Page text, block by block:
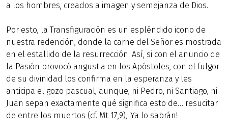
a los hombres, creados a imagen y semejanza de Dios.
Por esto, la Transfiguración es un espléndido icono de
nuestra redención, donde la carne del Señor es mostrada
en el estallido de la resurrección. Así, si con el anuncio de
la Pasión provocó angustia en los Apóstoles, con el fulgor
de su divinidad los confirma en la esperanza y les
anticipa el gozo pascual, aunque, ni Pedro, ni Santiago, ni
Juan sepan exactamente qué significa esto de… resucitar
de entre los muertos (cf. Mt 17,9), ¡Ya lo sabrán!